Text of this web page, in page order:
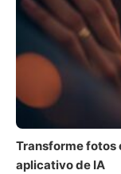
Transforme fotos
aplicativo de IA